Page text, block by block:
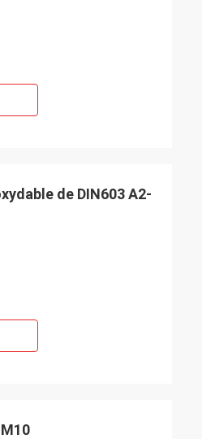
de DIN603 A2-